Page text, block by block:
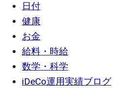
日付
健康
お金
給料・時給
数学・科学
iDeCo運用実績ブログ